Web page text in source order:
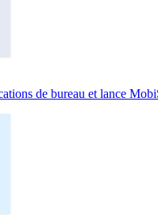
de bureau et lance